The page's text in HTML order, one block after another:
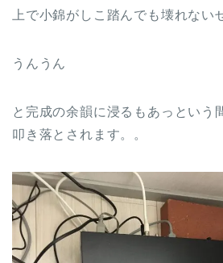
上で小錦がしこ踏んでも壊れない
うんうん
と完成の余韻に浸るもあっという
叩き落とされます。。